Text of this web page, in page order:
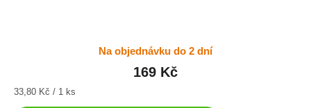
Na objednávku do 2 dní
169 Kč
Měrná
33,80 Kč / 1 ks